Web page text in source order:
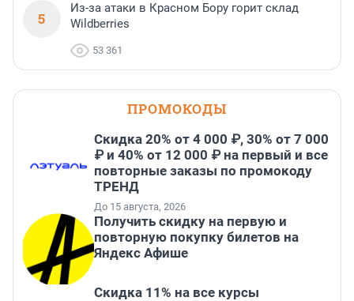
5
Из-за атаки в Красном Бору горит склад
Wildberries
53 361
ПРОМОКОДЫ
Скидка 20% от 4 000 ₽, 30% от 7 000
₽ и 40% от 12 000 ₽ на первый и все
повторные заказы по промокоду
ТРЕНД
До 15 августа, 2026
Получить скидку на первую и
повторную покупку билетов на
Яндекс Афише
Скидка 11% на все курсы